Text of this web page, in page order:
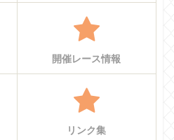
開催レース情報
リンク集